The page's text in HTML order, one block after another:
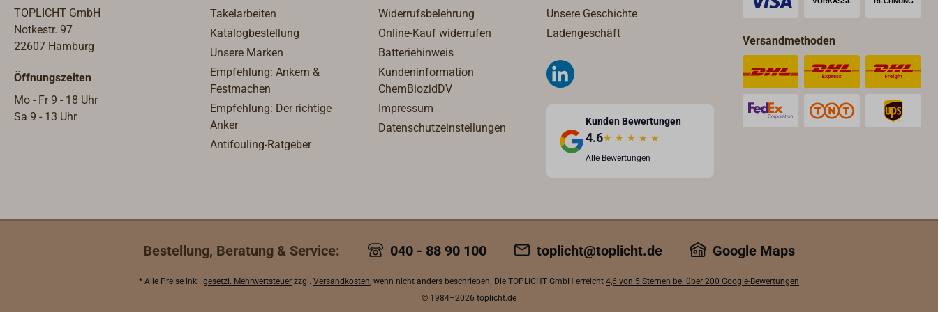
Bauform).Maulweite 11mm.
TOPLICHT GmbH
Notkestr. 97
22607 Hamburg
Öffnungszeiten
Mo - Fr 9 - 18 Uhr
Sa 9 - 13 Uhr
Takelarbeiten
Katalogbestellung
Unsere Marken
Empfehlung: Ankern &
Festmachen
Empfehlung: Der richtige
Anker
Antifouling-Ratgeber
Widerrufsbelehrung
Online-Kauf widerrufen
Batteriehinweis
Kundeninformation
ChemBiozidDV
Impressum
Datenschutzeinstellungen
Unsere Geschichte
Ladengeschäft
Kunden Bewertungen
4.6★ ★ ★ ★ ★
Alle Bewertungen
Versandmethoden
Bestellung, Beratung & Service: 040 - 88 90 100 toplicht@toplicht.de Google Maps
* Alle Preise inkl. gesetzl. Mehrwertsteuer zzgl. Versandkosten, wenn nicht anders beschrieben. Die TOPLICHT GmbH erreicht 4,6 von 5 Sternen bei über 200 Google-Bewertungen
© 1984–2026 toplicht.de